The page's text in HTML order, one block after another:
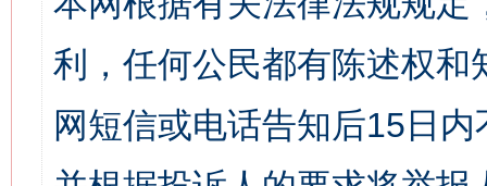
利，任何公民都有陈述权
网短信或电话告知后15日